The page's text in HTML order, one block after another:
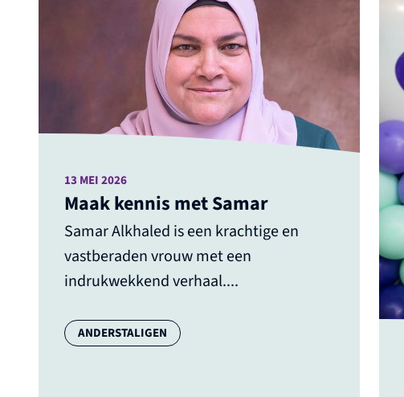
Maak kennis met Samar
Samar Alkhaled is een krachtige en
vastberaden vrouw met een
indrukwekkend verhaal....
13 MEI 2026
Categorie:
ANDERSTALIGEN